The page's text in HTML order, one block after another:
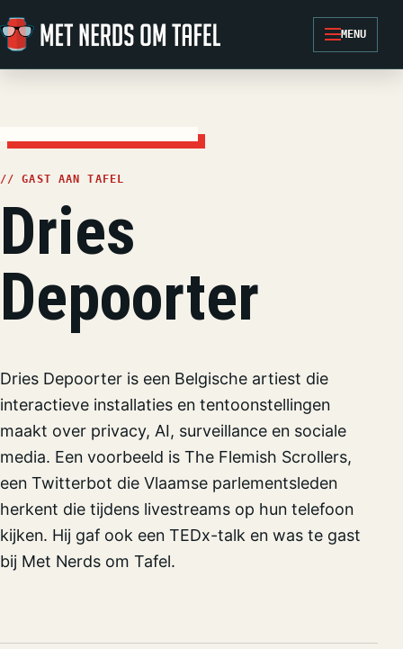
Ga naar de inhoud
MENU
// GAST AAN TAFEL
Dries
Depoorter
Dries Depoorter is een Belgische artiest die
interactieve installaties en tentoonstellingen
maakt over privacy, AI, surveillance en sociale
media. Een voorbeeld is The Flemish Scrollers,
een Twitterbot die Vlaamse parlementsleden
herkent die tijdens livestreams op hun telefoon
kijken. Hij gaf ook een TEDx-talk en was te gast
bij Met Nerds om Tafel.